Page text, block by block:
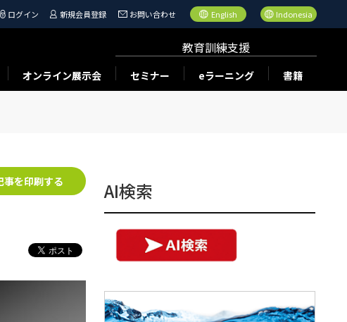
ログイン 新規会員登録 お問い合わせ English Indonesia
オンライン展示会
教育訓練支援
セミナー eラーニング 書籍
事を印刷する AI検索